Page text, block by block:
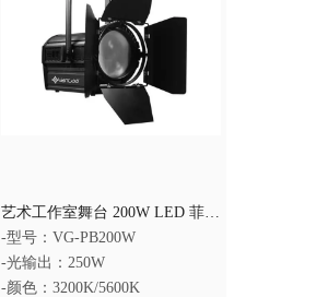
艺术工作室舞台 200W LED 菲涅
尔灯
-型号：VG-PB200W
-光输出：250W
-颜色：3200K/5600K